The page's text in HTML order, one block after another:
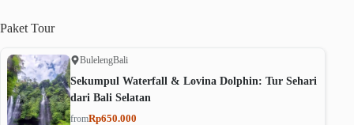
Paket Tour
BulelengBali
Sekumpul Waterfall & Lovina Dolphin: Tur Sehari
dari Bali Selatan
fromRp650.000